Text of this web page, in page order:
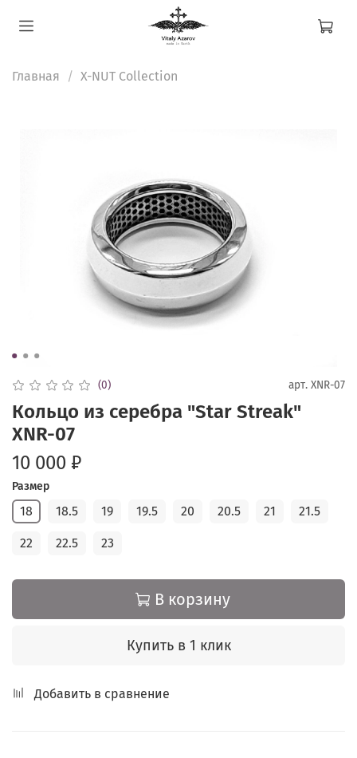
Главная X-NUT Collection
(0) арт. XNR-07
Кольцо из серебра "Star Streak"
XNR-07
10 000 ₽
Размер
18 18.5 19 19.5 20 20.5 21 21.5
22 22.5 23
В корзину
Купить в 1 клик
Добавить в сравнение